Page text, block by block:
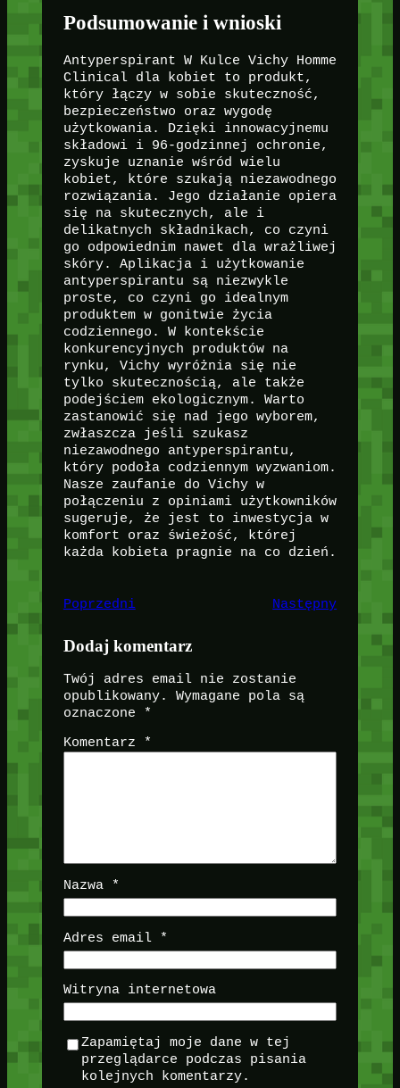
Podsumowanie i wnioski
Antyperspirant W Kulce Vichy Homme
Clinical dla kobiet to produkt,
który łączy w sobie skuteczność,
bezpieczeństwo oraz wygodę
użytkowania. Dzięki innowacyjnemu
składowi i 96-godzinnej ochronie,
zyskuje uznanie wśród wielu
kobiet, które szukają niezawodnego
rozwiązania. Jego działanie opiera
się na skutecznych, ale i
delikatnych składnikach, co czyni
go odpowiednim nawet dla wrażliwej
skóry. Aplikacja i użytkowanie
antyperspirantu są niezwykle
proste, co czyni go idealnym
produktem w gonitwie życia
codziennego. W kontekście
konkurencyjnych produktów na
rynku, Vichy wyróżnia się nie
tylko skutecznością, ale także
podejściem ekologicznym. Warto
zastanowić się nad jego wyborem,
zwłaszcza jeśli szukasz
niezawodnego antyperspirantu,
który podoła codziennym wyzwaniom.
Nasze zaufanie do Vichy w
połączeniu z opiniami użytkowników
sugeruje, że jest to inwestycja w
komfort oraz świeżość, której
każda kobieta pragnie na co dzień.
Poprzedni Następny
Dodaj komentarz
Twój adres email nie zostanie
opublikowany.
Wymagane pola są
oznaczone
*
Komentarz *
Nazwa *
Adres email *
Witryna internetowa
Zapamiętaj moje dane w tej
przeglądarce podczas pisania
kolejnych komentarzy.